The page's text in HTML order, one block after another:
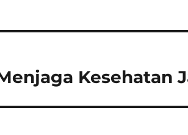
Kesehatan